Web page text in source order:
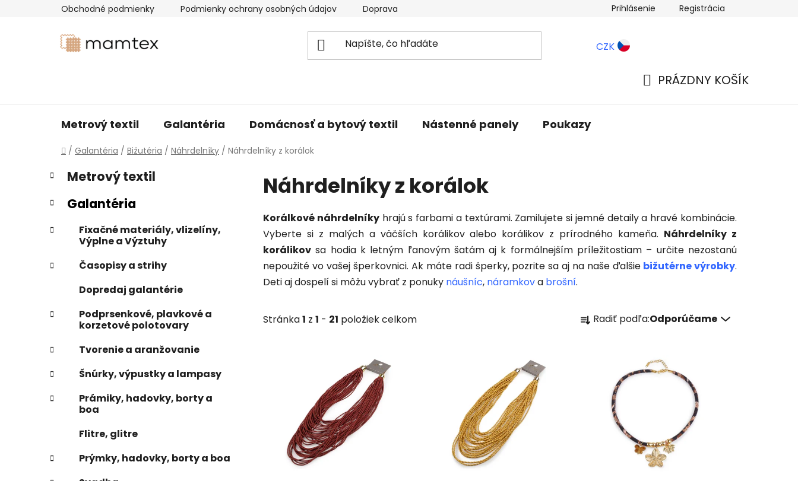
Obchodné podmienky Podmienky ochrany osobných údajov Doprava a platba Blog
Prihlásenie Registrácia
CZK
PRÁZDNY KOŠÍK
Metrový textil Galantéria Domácnosť a bytový textil Nástenné panely Poukazy
Domov
/ Galantéria / Bižutéria / Náhrdelníky / Náhrdelníky z korálok
B
o
č
ý
a
l
Preskočiť
kategórie
K
a
t
e
ó
i
e
Metrový textil
Galantéria
Fixačné materiály, vlizelíny,
Výplne a Výztuhy
Časopisy a strihy
Dopredaj galantérie
Podprsenkové, plavkové a
korzetové polotovary
Tvorenie a aranžovanie
Šnúrky, výpustky a lampasy
Prámiky, hadovky, borty a
boa
Flitre, glitre
Prýmky, hadovky, borty a boa
Náhrdelníky z korálok
Korálkové náhrdelníkyhrajú s farbami a textúrami. Zamilujete si jemné detaily a hravé kombinácie.
Vyberte si z malých a väčších korálikov alebo korálikov z prírodného kameňa. Náhrdelníky z
korálikov sa hodia k letným ľanovým šatám aj k formálnejším príležitostiam – určite nezostanú
nepoužité vo vašej šperkovnici. Ak máte radi šperky, pozrite sa aj na naše ďalšie bižutérne výrobky.
Deti aj dospelí si môžu vybrať z ponuky náušníc, náramkova brošní.
Stránka1 z 1 - 21 položiek celkom a Radiť podľa:Odporúčame